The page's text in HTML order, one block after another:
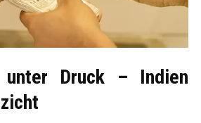
unter Druck – Indien